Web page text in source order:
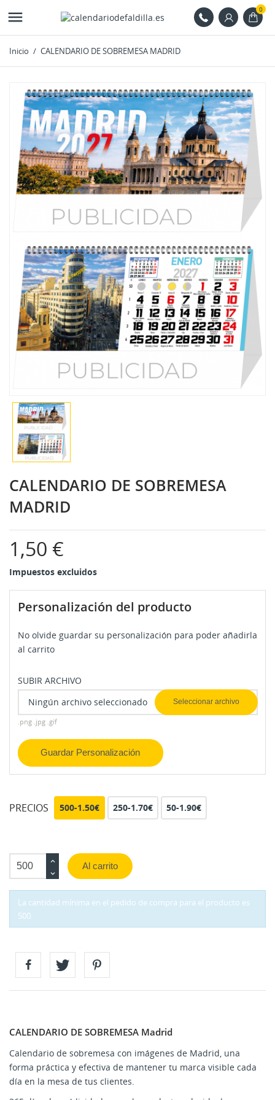
 0
Inicio CALENDARIO DE SOBREMESA MADRID
CALENDARIO DE SOBREMESA
MADRID
1,50 €
Impuestos excluidos
Personalización del producto
No olvide guardar su personalización para poder añadirla
al carrito
SUBIR ARCHIVO
Ningún archivo seleccionado
Seleccionar archivo
.png .jpg .gif
Guardar Personalización
PRECIOS 500-1.50€ 250-1.70€ 50-1.90€
Al carrito
La cantidad mínima en el pedido de compra para el producto es
500.
CALENDARIO DE SOBREMESA Madrid
Calendario de sobremesa con imágenes de Madrid, una
forma práctica y efectiva de mantener tu marca visible cada
día en la mesa de tus clientes.